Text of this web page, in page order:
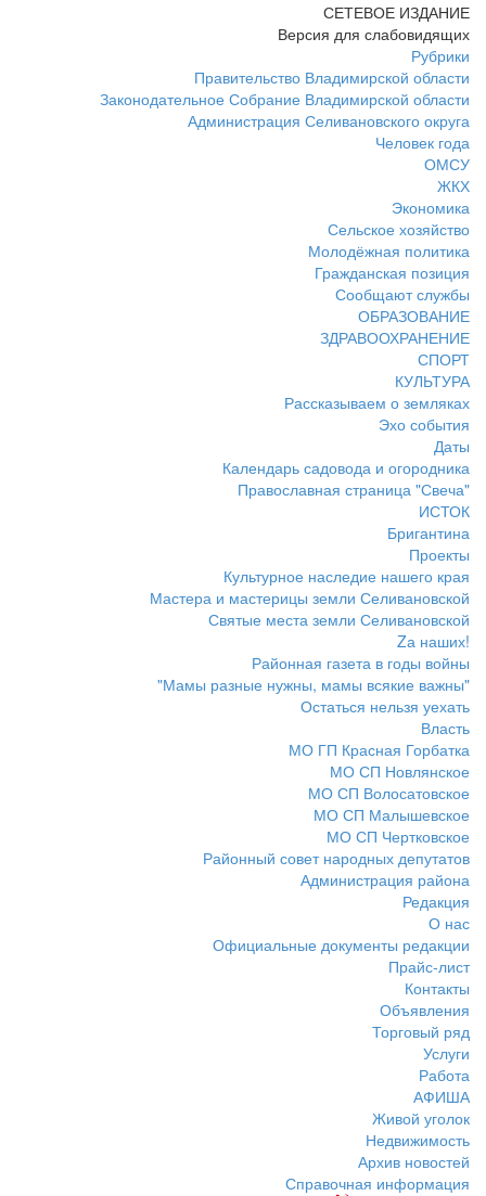
СЕТЕВОЕ ИЗДАНИЕ
Версия для слабовидящих
Рубрики
Правительство Владимирской области
Законодательное Собрание Владимирской области
Администрация Селивановского округа
Человек года
ОМСУ
ЖКХ
Экономика
Сельское хозяйство
Молодёжная политика
Гражданская позиция
Сообщают службы
ОБРАЗОВАНИЕ
ЗДРАВООХРАНЕНИЕ
СПОРТ
КУЛЬТУРА
Рассказываем о земляках
Эхо события
Даты
Календарь садовода и огородника
Православная страница "Свеча"
ИСТОК
Бригантина
Проекты
Культурное наследие нашего края
Мастера и мастерицы земли Селивановской
Святые места земли Селивановской
Zа наших!
Районная газета в годы войны
"Мамы разные нужны, мамы всякие важны"
Остаться нельзя уехать
Власть
МО ГП Красная Горбатка
МО СП Новлянское
МО СП Волосатовское
МО СП Малышевское
МО СП Чертковское
Районный совет народных депутатов
Администрация района
Редакция
О нас
Официальные документы редакции
Прайс-лист
Контакты
Объявления
Торговый ряд
Услуги
Работа
АФИША
Живой уголок
Недвижимость
Архив новостей
Справочная информация